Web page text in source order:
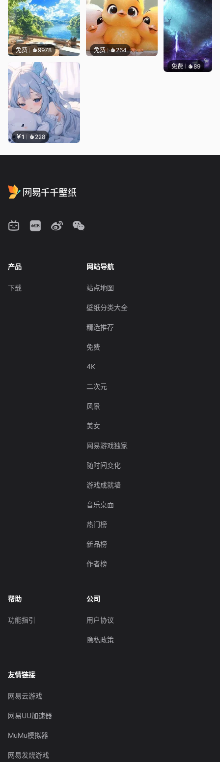
免费 9978 免费 264
￥1 228
免费 89 Shrike
产品
下载
网站导航
站点地图
壁纸分类大全
精选推荐
免费
4K
二次元
风景
美女
网易游戏独家
随时间变化
游戏成就墙
音乐桌面
热门榜
新品榜
作者榜
帮助
功能指引
公司
用户协议
隐私政策
友情链接
网易云游戏
网易UU加速器
MuMu模拟器
网易发烧游戏